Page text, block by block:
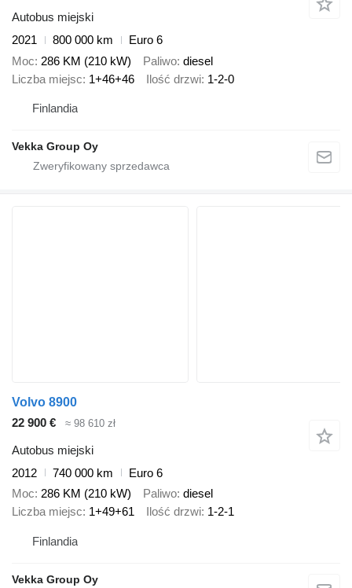
Autobus miejski
2021
800 000 km
Euro 6
Moc 286 KM (210 kW) Paliwo diesel
Liczba miejsc 1+46+46 Ilość drzwi 1-2-0
Finlandia
Vekka Group Oy
Volvo 8900
22 900 €
≈ 98 610 zł
Autobus miejski
2012
740 000 km
Euro 6
Moc 286 KM (210 kW) Paliwo diesel
Liczba miejsc 1+49+61 Ilość drzwi 1-2-1
Finlandia
Vekka Group Oy